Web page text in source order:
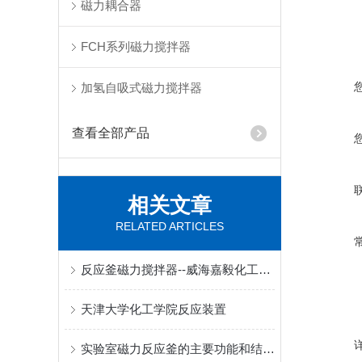
磁力耦合器
FCH系列磁力搅拌器
加氢自吸式磁力搅拌器
查看全部产品
相关文章
RELATED ARTICLES
反应釜磁力搅拌器--威海嘉毅化工机械
天津大学化工学院反应装置
实验室磁力反应釜的主要功能和结构说明